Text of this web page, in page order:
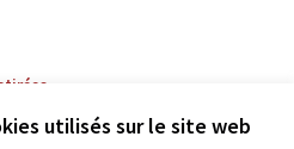
utilisés sur le site web